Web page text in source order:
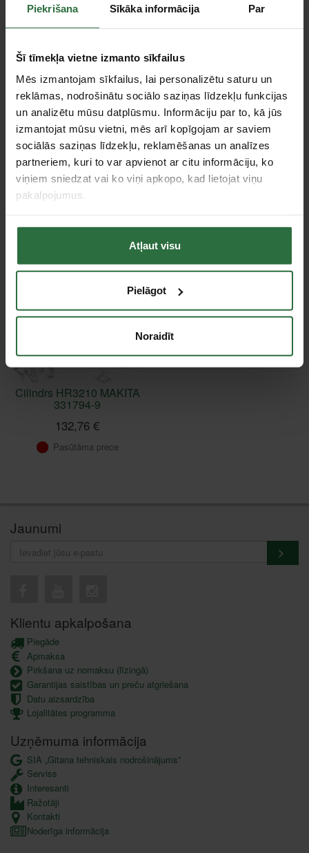
Piekrišana Sīkāka informācija Par
Šī tīmekļa vietne izmanto sīkfailus
Mēs izmantojam sīkfailus, lai personalizētu saturu un
reklāmas, nodrošinātu sociālo saziņas līdzekļu funkcijas
un analizētu mūsu datplūsmu. Informāciju par to, kā jūs
izmantojat mūsu vietni, mēs arī kopīgojam ar saviem
sociālās saziņas līdzekļu, reklamēšanas un analīzes
partneriem, kuri to var apvienot ar citu informāciju, ko
viņiem sniedzat vai ko viņi apkopo, kad lietojat viņu
pakalpojumus.
Atļaut visu
Pielāgot
Noraidīt
Ikmēneša maksājums no 2.85 €
Minimālā pirmā iemaksa 0.00 €
Tie, kas apskatīja šo preci, tāpat interesējās par...
Failed to load product list.
Apskatītie produkti
Cilindrs HR3210 MAKITA
331794-9
132,76 €
Pasūtāma prece
Jaunumi
Klientu apkalpošana
Piegāde
Apmaksa
Pirkšana uz nomaksu (līzingā)
Garantijas saistības un preču atgriešana
Datu aizsardzība
Lojalitātes programma
Uzņēmuma informācija
SIA „Gitana tehniskais nodrošinājums”
Serviss
Interesanti
Ražotāji
Kontakti
Noderīga informācija